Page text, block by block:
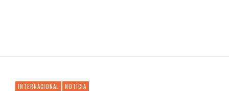
INTERNACIONAL NOTICIA